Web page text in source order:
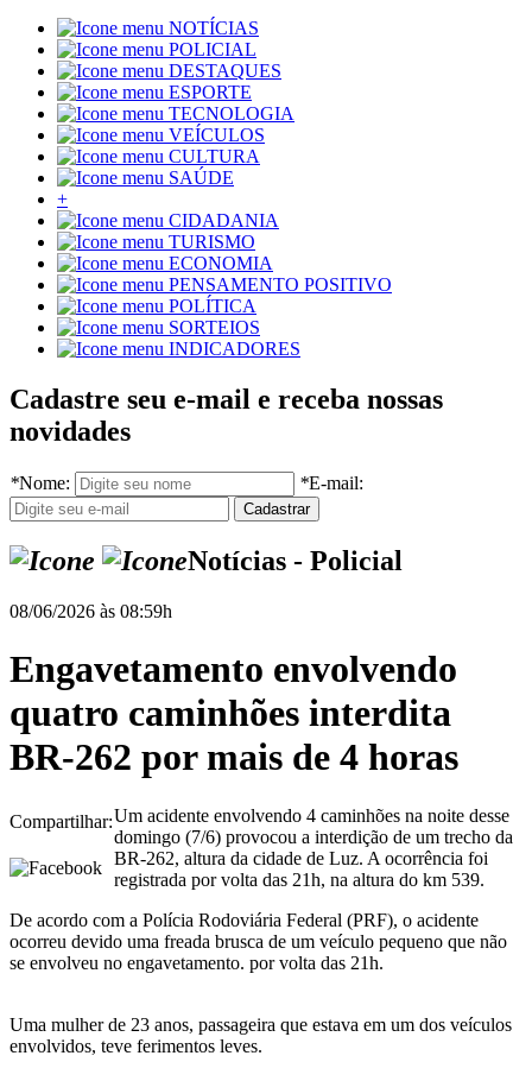
NOTÍCIAS
POLICIAL
DESTAQUES
ESPORTE
TECNOLOGIA
VEÍCULOS
CULTURA
SAÚDE
+
CIDADANIA
TURISMO
ECONOMIA
PENSAMENTO POSITIVO
POLÍTICA
SORTEIOS
INDICADORES
Cadastre seu e-mail e receba nossas
novidades
*Nome: *E-mail:
Notícias - Policial
08/06/2026 às 08:59h
Engavetamento envolvendo
quatro caminhões interdita
BR-262 por mais de 4 horas
Compartilhar:Um acidente envolvendo 4 caminhões na noite desse
domingo (7/6) provocou a interdição de um trecho da
BR-262, altura da cidade de Luz. A ocorrência foi
registrada por volta das 21h, na altura do km 539.
De acordo com a Polícia Rodoviária Federal (PRF), o acidente
ocorreu devido uma freada brusca de um veículo pequeno que não
se envolveu no engavetamento. por volta das 21h.
Uma mulher de 23 anos, passageira que estava em um dos veículos
envolvidos, teve ferimentos leves.